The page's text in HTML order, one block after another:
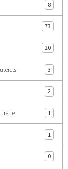
8
73
20
3
2
1
1
0